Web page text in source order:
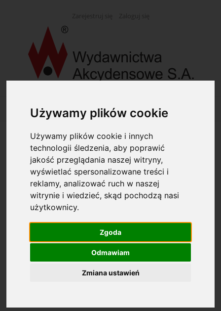
Używamy plików cookie
Używamy plików cookie i innych
technologii śledzenia, aby poprawić
jakość przeglądania naszej witryny,
wyświetlać spersonalizowane treści i
reklamy, analizować ruch w naszej
witrynie i wiedzieć, skąd pochodzą nasi
użytkownicy.
Zgoda
Odmawiam
Zmiana ustawień
Opcje przeglądania
Kategorie: Kontrola farmaceutyczna
Dostępność: (wybierz)
Cena: (wybierz)
Kontrola farmaceutyczna